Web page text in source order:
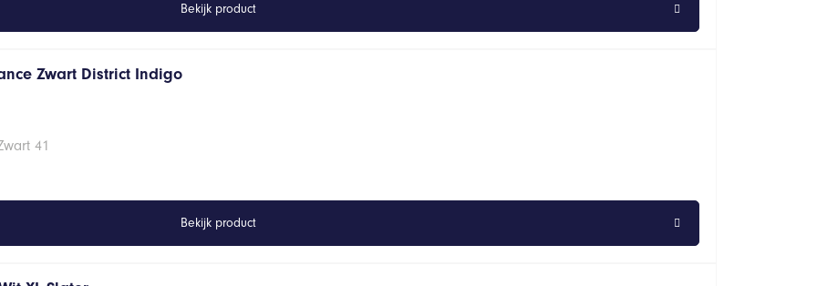
Bekijk product
Zwart District Indigo
41
Bekijk product